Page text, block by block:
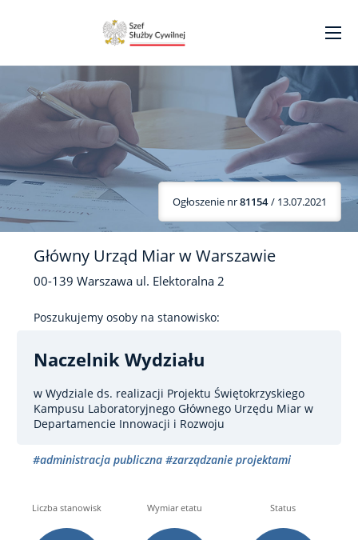
Ogłoszenie nr81154 / 13.07.2021
Główny Urząd Miar w Warszawie
00-139 Warszawa ul. Elektoralna 2
Poszukujemy osoby na stanowisko:
Naczelnik Wydziału
w Wydziale ds. realizacji Projektu Świętokrzyskiego
Kampusu Laboratoryjnego Głównego Urzędu Miar w
Departamencie Innowacji i Rozwoju
#administracja publiczna #zarządzanie projektami
Liczba stanowisk Wymiar etatu Status